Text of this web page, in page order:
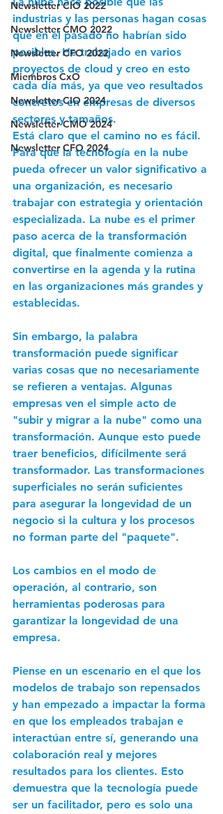
Newsletter CIO 2022
Newsletter CMO 2022
Newsletter CFO 2022
Miembros CxO
Newsletter CIO 2024
Newsletter CMO 2024
Newsletter CFO 2024
industrias y las personas hagan cosas
que en el pasado no habrían sido
posibles. He trabajado en varios
proyectos de cloud y creo en esto
cada día más, ya que veo resultados
concretos en empresas de diversos
sectores y tamaños.
Está claro que el camino no es fácil.
Para que la tecnología en la nube
pueda ofrecer un valor significativo a
una organización, es necesario
trabajar con estrategia y orientación
especializada. La nube es el primer
paso acerca de la transformación
digital, que finalmente comienza a
convertirse en la agenda y la rutina
en las organizaciones más grandes y
establecidas.
Sin embargo, la palabra
transformación puede significar
varias cosas que no necesariamente
se refieren a ventajas. Algunas
empresas ven el simple acto de
"subir y migrar a la nube" como una
transformación. Aunque esto puede
traer beneficios, difícilmente será
transformador. Las transformaciones
superficiales no serán suficientes
para asegurar la longevidad de un
negocio si la cultura y los procesos
no forman parte del "paquete".
Los cambios en el modo de
operación, al contrario, son
herramientas poderosas para
garantizar la longevidad de una
empresa.
Piense en un escenario en el que los
modelos de trabajo son repensados
y han empezado a impactar la forma
en que los empleados trabajan e
interactúan entre sí, generando una
colaboración real y mejores
resultados para los clientes. Esto
demuestra que la tecnología puede
ser un facilitador, pero es solo una